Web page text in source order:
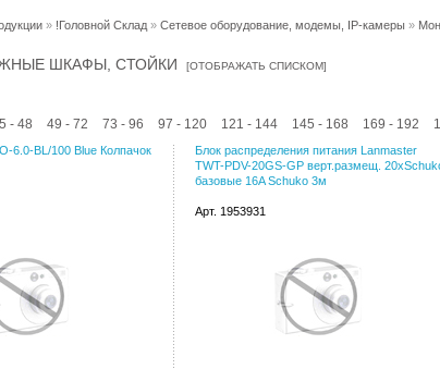
» !Головной Склад » Сетевое оборудование, модемы, IP-камеры »
ШКАФЫ, СТОЙКИ [ОТОБРАЖАТЬ СПИСКОМ]
- 48 49 - 72 73 - 96 97 - 120 121 - 144 145 - 168 169 - 192
6.0-BL/100 Blue Колпачок
Блок распределения питания Lanmaster
TWT-PDV-20GS-GP верт.размещ.
базовые 16A Schuko 3м
Арт. 1953931